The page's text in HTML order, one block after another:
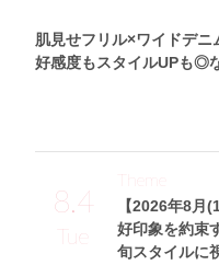
肌見せフリル×ワイドデニ
好感度もスタイルUPも◎
8.4
Tue
【2026年8月
好印象を約束
旬スタイルに
Theme